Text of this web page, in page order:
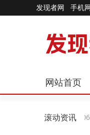
发现者网 手机
网站首页
滚动资讯06-30